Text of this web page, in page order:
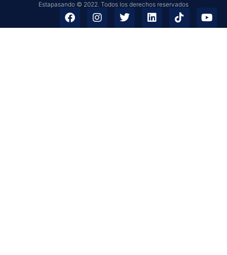
Estapasando © 2022. Todos los derechos reservados